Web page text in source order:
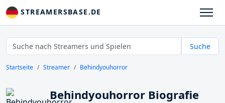
STREAMERSBASE.DE
Suche
Startseite Streamer Behindyouhorror
Behindyouhorror Biografie